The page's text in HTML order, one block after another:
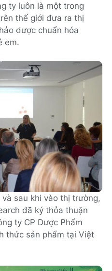
ty luôn là một trong
thế giới đưa ra thị
dược chuẩn hóa
em.
sau khi vào thị trường,
đã ký thỏa thuận
ty CP Dược Phẩm
thức sản phẩm tại Việt